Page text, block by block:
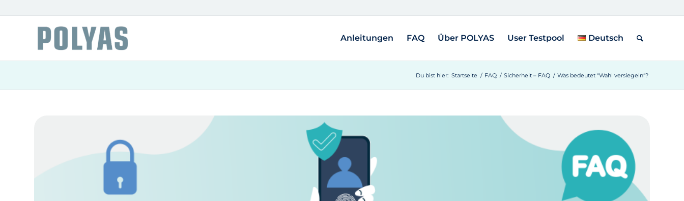
Anleitungen FAQ Über POLYAS User Testpool Deutsch
Du bist hier: Startseite / FAQ / Sicherheit – FAQ / Was bedeutet "Wahl versiegeln“?